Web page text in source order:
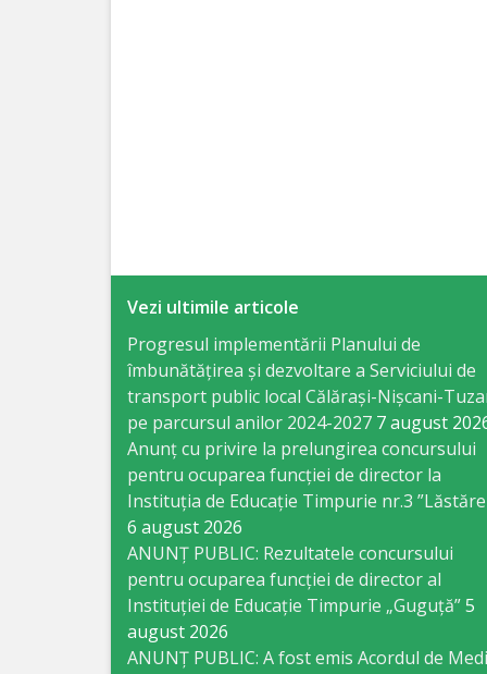
Drumuri
Specialist
Problemele
Antreprenoriat,
Business
Comerţ
Specialist
Vezi ultimile articole
Progresul implementării Planului de
îmbunătățirea și dezvoltare a Serviciului de
transport public local Călărași-Nișcani-
pe parcursul anilor 2024-2027 7 august
Anunț cu privire la prelungirea concursului
pentru ocuparea funcţiei de director la
Instituția de Educație Timpurie nr.3
6 august 2026
ANUNȚ PUBLIC: Rezultatele concursului
pentru ocuparea funcției de director al
Instituției de Educație Timpurie „Guguță”5
august 2026
ANUNȚ PUBLIC: A fost emis Acordul de